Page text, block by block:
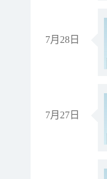
7月28日
7月27日